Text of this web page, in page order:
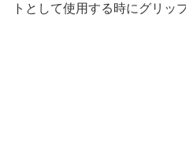
トとして使用する時にグリッ